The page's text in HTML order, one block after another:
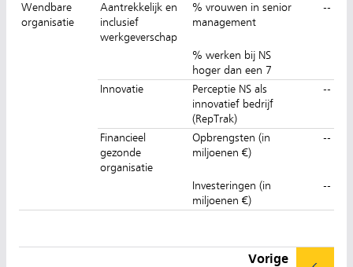
Wendbare
organisatie
Aantrekkelijk en
inclusief
werkgeverschap
% vrouwen in senior
management
--
% werken bij NS
hoger dan een 7
Innovatie
Perceptie NS als
innovatief bedrijf
(RepTrak)
--
Financieel
gezonde
organisatie
Opbrengsten (in
miljoenen €)
--
Investeringen (in
miljoenen €)
--
Vorige